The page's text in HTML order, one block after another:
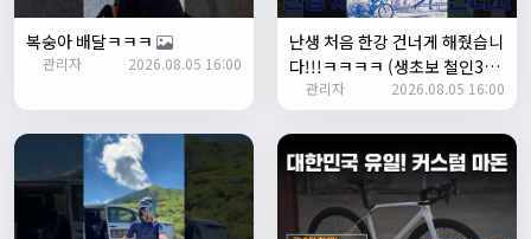
Leepi08:05:10
좌측 로고(메인 대문) 누르면 홈으로 이동할때 왼쪽으로 가서
눌러야 해서 불편하네요. 가운데에 있거나 빈공간을 눌러도
메인으로 이동하게 해주실수 있나요>?
관리자16:50:47
한번 확인해보겠습니다 :)
2/8/2025
명신이10:43:01
복숭아 배달ㅋㅋㅋ
관리자 2026.08.05 16:00
난생 처음 한강 건너게 해줬습니
다!!!ㅋㅋㅋㅋ (생초보 철인3종
입문시키기)
관리자 2026.08.05 16:00